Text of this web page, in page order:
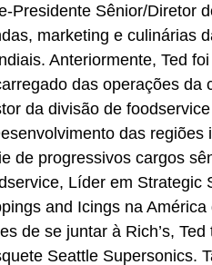
Presidente Sênior/Diretor
marketing e culinárias
Anteriormente, Ted
das operações da
da divisão de
das regiões
de progressivos cargos
Líder em Strategic
and Icings na América
de se juntar à Rich’s,
Seattle Supersonics.